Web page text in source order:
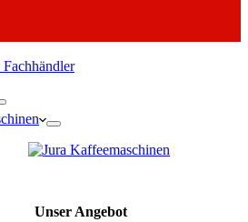
Unser Angebot